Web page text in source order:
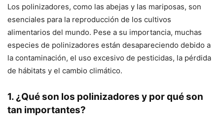
Los polinizadores, como las abejas y las mariposas, son
esenciales para la reproducción de los cultivos
alimentarios del mundo. Pese a su importancia, muchas
especies de polinizadores están desapareciendo debido a
la contaminación, el uso excesivo de pesticidas, la pérdida
de hábitats y el cambio climático.
1. ¿Qué son los polinizadores y por qué son
tan importantes?